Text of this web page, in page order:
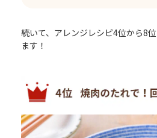
続いて、アレンジレシピ4位から8
ます！